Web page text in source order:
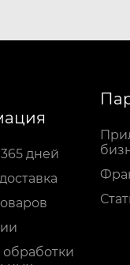
дней